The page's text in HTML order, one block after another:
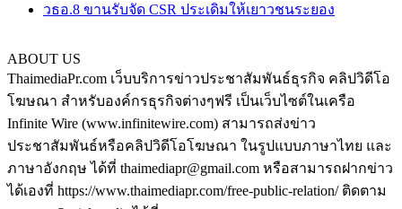
วธอ.8 ขานรับจัด CSR ประเดิมให้เยาวชนระยอง
ABOUT US
ThaimediaPr.com เว็บบริการข่าวประชาสัมพันธ์ธุรกิจ คลิปวิดีโอ
โฆษณา สำหรับองค์กรธุรกิจต่างๆฟรี เป็นเว็บไซต์ในเครือ
Infinite Wire (www.infinitewire.com) สามารถส่งข่าว
ประชาสัมพันธ์หรือคลิปวิดีโอโฆษณา ในรูปแบบภาษาไทย และ
ภาษาอังกฤษ ได้ที่ thaimediapr@gmail.com หรือสามารถฝากข่าว
ได้เองที่ https://www.thaimediapr.com/free-public-relation/ ติดตาม